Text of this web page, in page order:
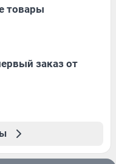
товары
заказ от